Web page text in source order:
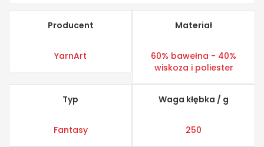
Producent
YarnArt
Materiał
60% bawełna - 40%
wiskoza i poliester
Typ
Fantasy
Waga kłębka / g
250